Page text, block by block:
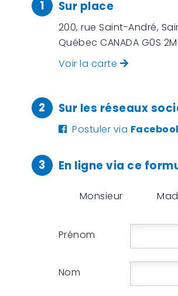
1 Sur place
200, rue Saint-André,
Québec CANADA G0S
Voir la carte
2 Sur les réseaux
Postuler via
3 En ligne via ce
Monsieur
Prénom
Nom